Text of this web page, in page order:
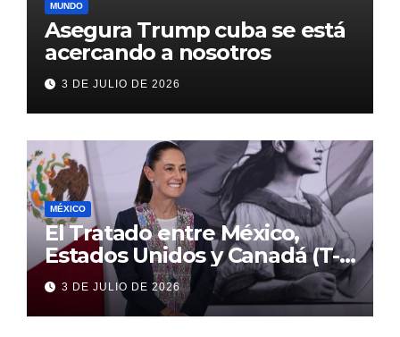
MUNDO
Asegura Trump cuba se está
acercando a nosotros
3 DE JULIO DE 2026
MÉXICO
El Tratado entre México,
Estados Unidos y Canadá (T-
MEC) se mantiene hasta el
2036: Presidenta Claudia
Sheinbaum
3 DE JULIO DE 2026